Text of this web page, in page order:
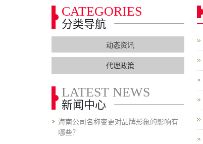
CATEGORIES
分类导航
动态资讯
代理政策
LATEST NEWS
新闻中心
海南公司名称变更对品牌形象的影响有
哪些？